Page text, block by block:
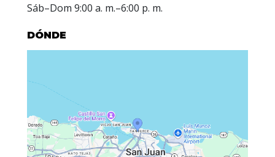
Sáb–Dom 9:00 a. m.–6:00 p. m.
DÓNDE